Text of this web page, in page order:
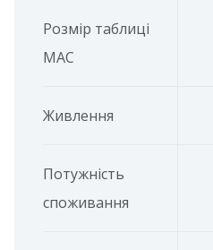
Розмір таблиці
MAC
Живлення
Потужність
споживання